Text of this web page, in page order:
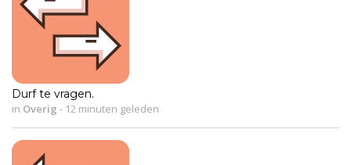
Durf te vragen.
in Overig - 12 minuten geleden